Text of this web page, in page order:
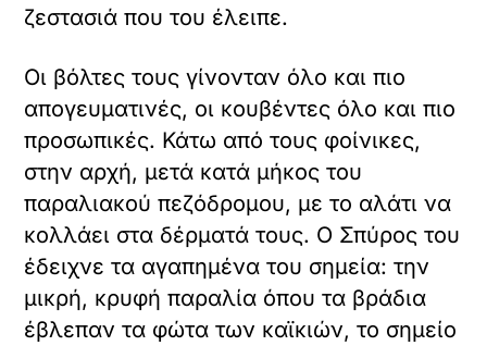
ζεστασιά που του έλειπε.
Οι βόλτες τους γίνονταν όλο και πιο
απογευματινές, οι κουβέντες όλο και πιο
προσωπικές. Κάτω από τους φοίνικες,
στην αρχή, μετά κατά μήκος του
παραλιακού πεζόδρομου, με το αλάτι να
κολλάει στα δέρματά τους. Ο Σπύρος του
έδειχνε τα αγαπημένα του σημεία: την
μικρή, κρυφή παραλία όπου τα βράδια
έβλεπαν τα φώτα των καϊκιών, το σημείο